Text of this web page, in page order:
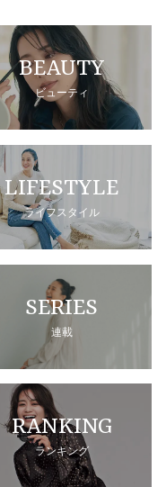
BEAUTY
ビューティ
LIFESTYLE
ライフスタイル
SERIES
連載
RANKING
ランキング